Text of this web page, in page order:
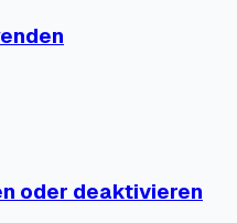
oder deaktivieren